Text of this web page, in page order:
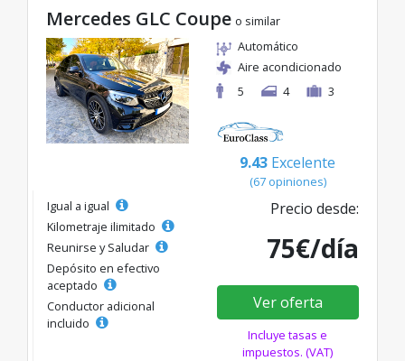
Mercedes GLC Coupe o similar
Automático
Aire acondicionado
5
4 3
9.43 Excelente
(67 opiniones)
Igual a igual
Kilometraje ilimitado
Reunirse y Saludar
Depósito en efectivo
aceptado
Conductor adicional
incluido
Precio desde:
75€/día
Ver oferta
Incluye tasas e
impuestos. (VAT)